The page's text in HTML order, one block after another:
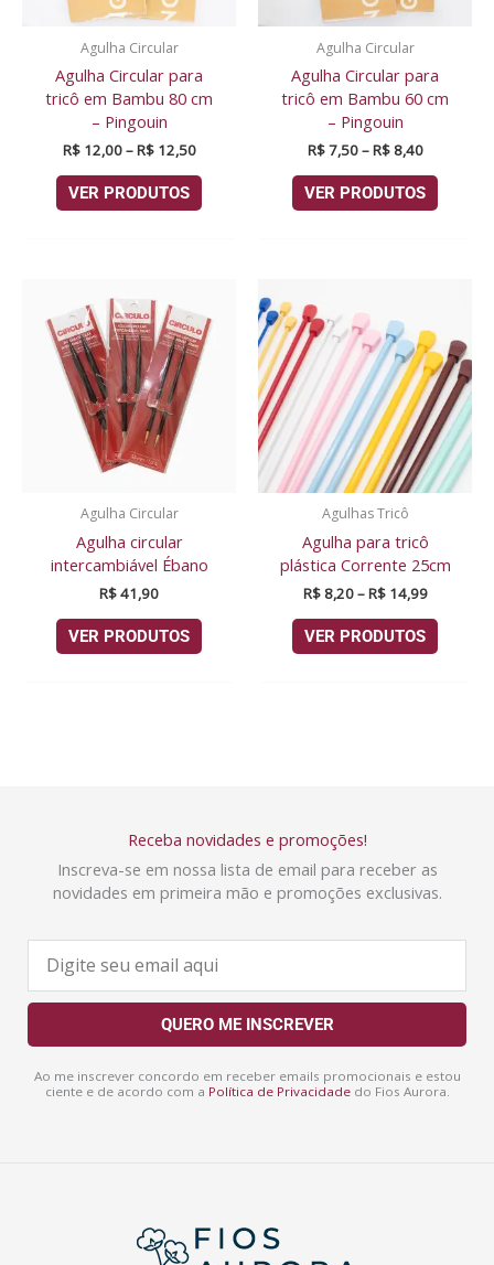
Agulha Circular
Agulha Circular para
tricô em Bambu 80 cm
– Pingouin
R$12,00–R$12,50
VER PRODUTOS
Agulha Circular
Agulha Circular para
tricô em Bambu 60 cm
– Pingouin
R$7,50–R$8,40
VER PRODUTOS
Agulha Circular
Agulha circular
intercambiável Ébano
R$41,90
VER PRODUTOS
Agulhas Tricô
Agulha para tricô
plástica Corrente 25cm
R$8,20–R$14,99
R$ 8,20
através
R$ 14,99
VER PRODUTOS
Receba novidades e promoções!
Inscreva-se em nossa lista de email para receber as
novidades em primeira mão e promoções exclusivas.
m
i
QUERO ME INSCREVER
Ao me inscrever concordo em receber emails promocionais e estou
ciente e de acordo com a Política de Privacidadedo Fios Aurora.